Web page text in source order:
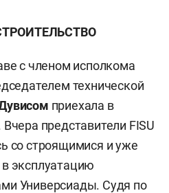
с членом исполкома
технической
приехала в
представители FISU
со строящимися и уже
эксплуатацию
Универсиады. Судя по